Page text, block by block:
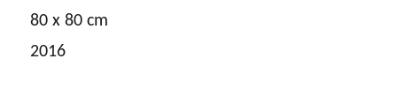
80 x 80 cm
2016